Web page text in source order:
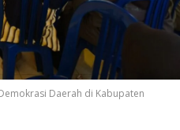
Daerah di Kabupaten